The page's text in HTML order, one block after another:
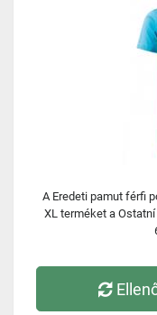
A Eredeti pamut férfi
XL terméket a